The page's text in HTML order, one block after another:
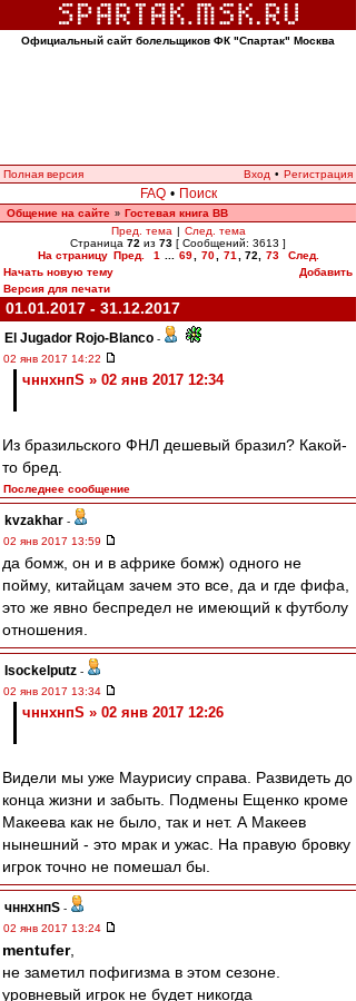
Официальный сайт болельщиков ФК "Спартак" Москва
Полная версия Вход • Регистрация
FAQ • Поиск
Общение на сайте » Гостевая книга ВВ
Пред. тема | След. тема
Страница 72 из 73 [ Сообщений: 3613 ]
На страницу Пред. 1 69 70 71 72 73
След.
Начать новую тему
Добавить
Версия для печати
01.01.2017 - 31.12.2017
El Jugador Rojo-Blanco -
02 янв 2017 14:22
чннхнпS » 02 янв 2017 12:34
Из бразильского ФНЛ дешевый бразил? Какой-
то бред.
Последнее сообщение
kvzakhar -
02 янв 2017 13:59
да бомж, он и в африке бомж) одного не
пойму, китайцам зачем это все, да и где фифа,
это же явно беспредел не имеющий к футболу
отношения.
Isockelputz -
02 янв 2017 13:34
чннхнпS » 02 янв 2017 12:26
Видели мы уже Маурисиу справа. Развидеть до
конца жизни и забыть. Подмены Ещенко кроме
Макеева как не было, так и нет. А Макеев
нынешний - это мрак и ужас. На правую бровку
игрок точно не помешал бы.
чннхнпS -
02 янв 2017 13:24
mentufer,
не заметил пофигизма в этом сезоне.
уровневый игрок не будет никогда